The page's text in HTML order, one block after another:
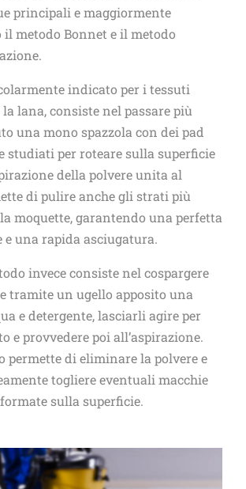
principali e maggiormente
metodo Bonnet e il metodo
indicato per i tessuti
lana, consiste nel passare più
una mono spazzola con dei pad
studiati per roteare sulla superficie
della polvere unita al
di pulire anche gli strati più
moquette, garantendo una perfetta
e una rapida asciugatura.
invece consiste nel cospargere
tramite un ugello apposito una
e detergente, lasciarli agire per
e provvedere poi all’aspirazione.
permette di eliminare la polvere e
togliere eventuali macchie
sulla superficie.